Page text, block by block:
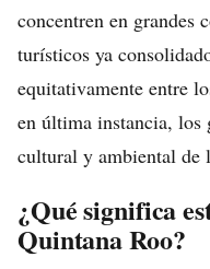
concentren en grandes
turísticos ya
equitativamente entre
en última instancia, los
cultural y ambiental de
¿Qué significa
Quintana Roo?